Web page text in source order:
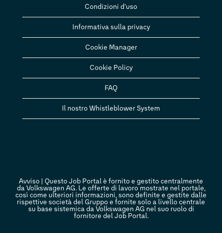
Condizioni d'uso
Informativa sulla privacy
Cookie Manager
Cookie Policy
FAQ
Il nostro Whistleblower System
Avviso | Questo Job Portal è fornito e gestito centralmente
da Volkswagen AG. Le offerte di lavoro mostrate nel portale,
così come ulteriori informazioni, sono definite e gestite dalle
rispettive società del Gruppo e fornite solo a livello centrale
su base sistemica da Volkswagen AG nel suo ruolo di
fornitore del Job Portal.